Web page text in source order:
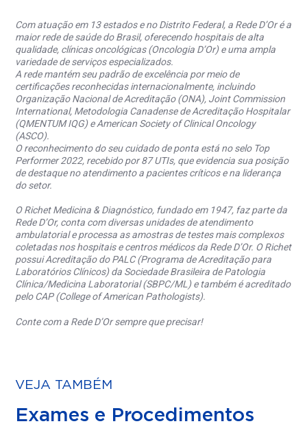
Com atuação em 13 estados e no Distrito Federal, a Rede D’Or é a
maior rede de saúde do Brasil, oferecendo hospitais de alta
qualidade, clínicas oncológicas (Oncologia D’Or) e uma ampla
variedade de serviços especializados.
A rede mantém seu padrão de excelência por meio de
certificações reconhecidas internacionalmente, incluindo
Organização Nacional de Acreditação (ONA), Joint Commission
International, Metodologia Canadense de Acreditação Hospitalar
(QMENTUM IQG) e American Society of Clinical Oncology
(ASCO).
O reconhecimento do seu cuidado de ponta está no selo Top
Performer 2022, recebido por 87 UTIs, que evidencia sua posição
de destaque no atendimento a pacientes críticos e na liderança
do setor.
O Richet Medicina & Diagnóstico, fundado em 1947, faz parte da
Rede D’Or, conta com diversas unidades de atendimento
ambulatorial e processa as amostras de testes mais complexos
coletadas nos hospitais e centros médicos da Rede D’Or. O Richet
possui Acreditação do PALC (Programa de Acreditação para
Laboratórios Clínicos) da Sociedade Brasileira de Patologia
Clínica/Medicina Laboratorial (SBPC/ML) e também é acreditado
pelo CAP (College of American Pathologists).
Conte com a Rede D’Or sempre que precisar!
VEJA TAMBÉM
Exames e Procedimentos